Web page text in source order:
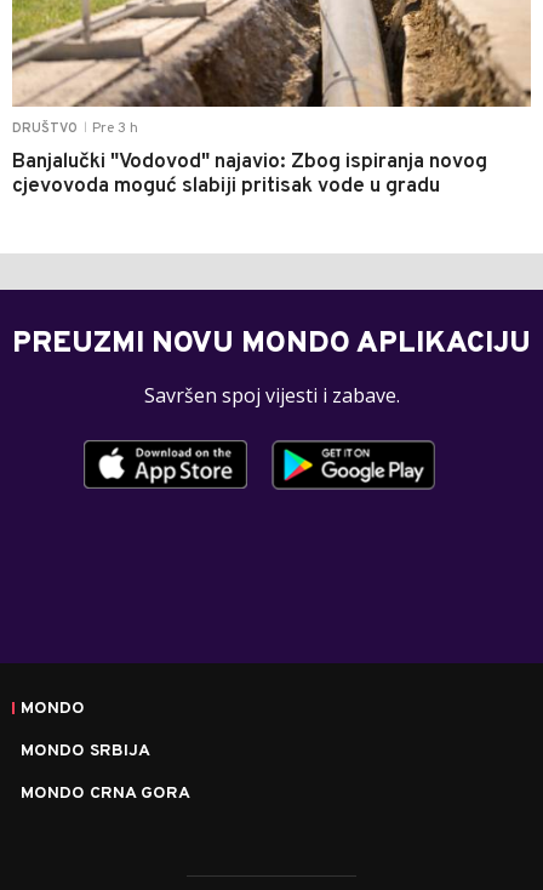
DRUŠTVO Pre 3 h
Banjalučki "Vodovod" najavio: Zbog ispiranja novog
cjevovoda moguć slabiji pritisak vode u gradu
PREUZMI NOVU MONDO APLIKACIJU
Savršen spoj vijesti i zabave.
MONDO
MONDO SRBIJA
MONDO CRNA GORA